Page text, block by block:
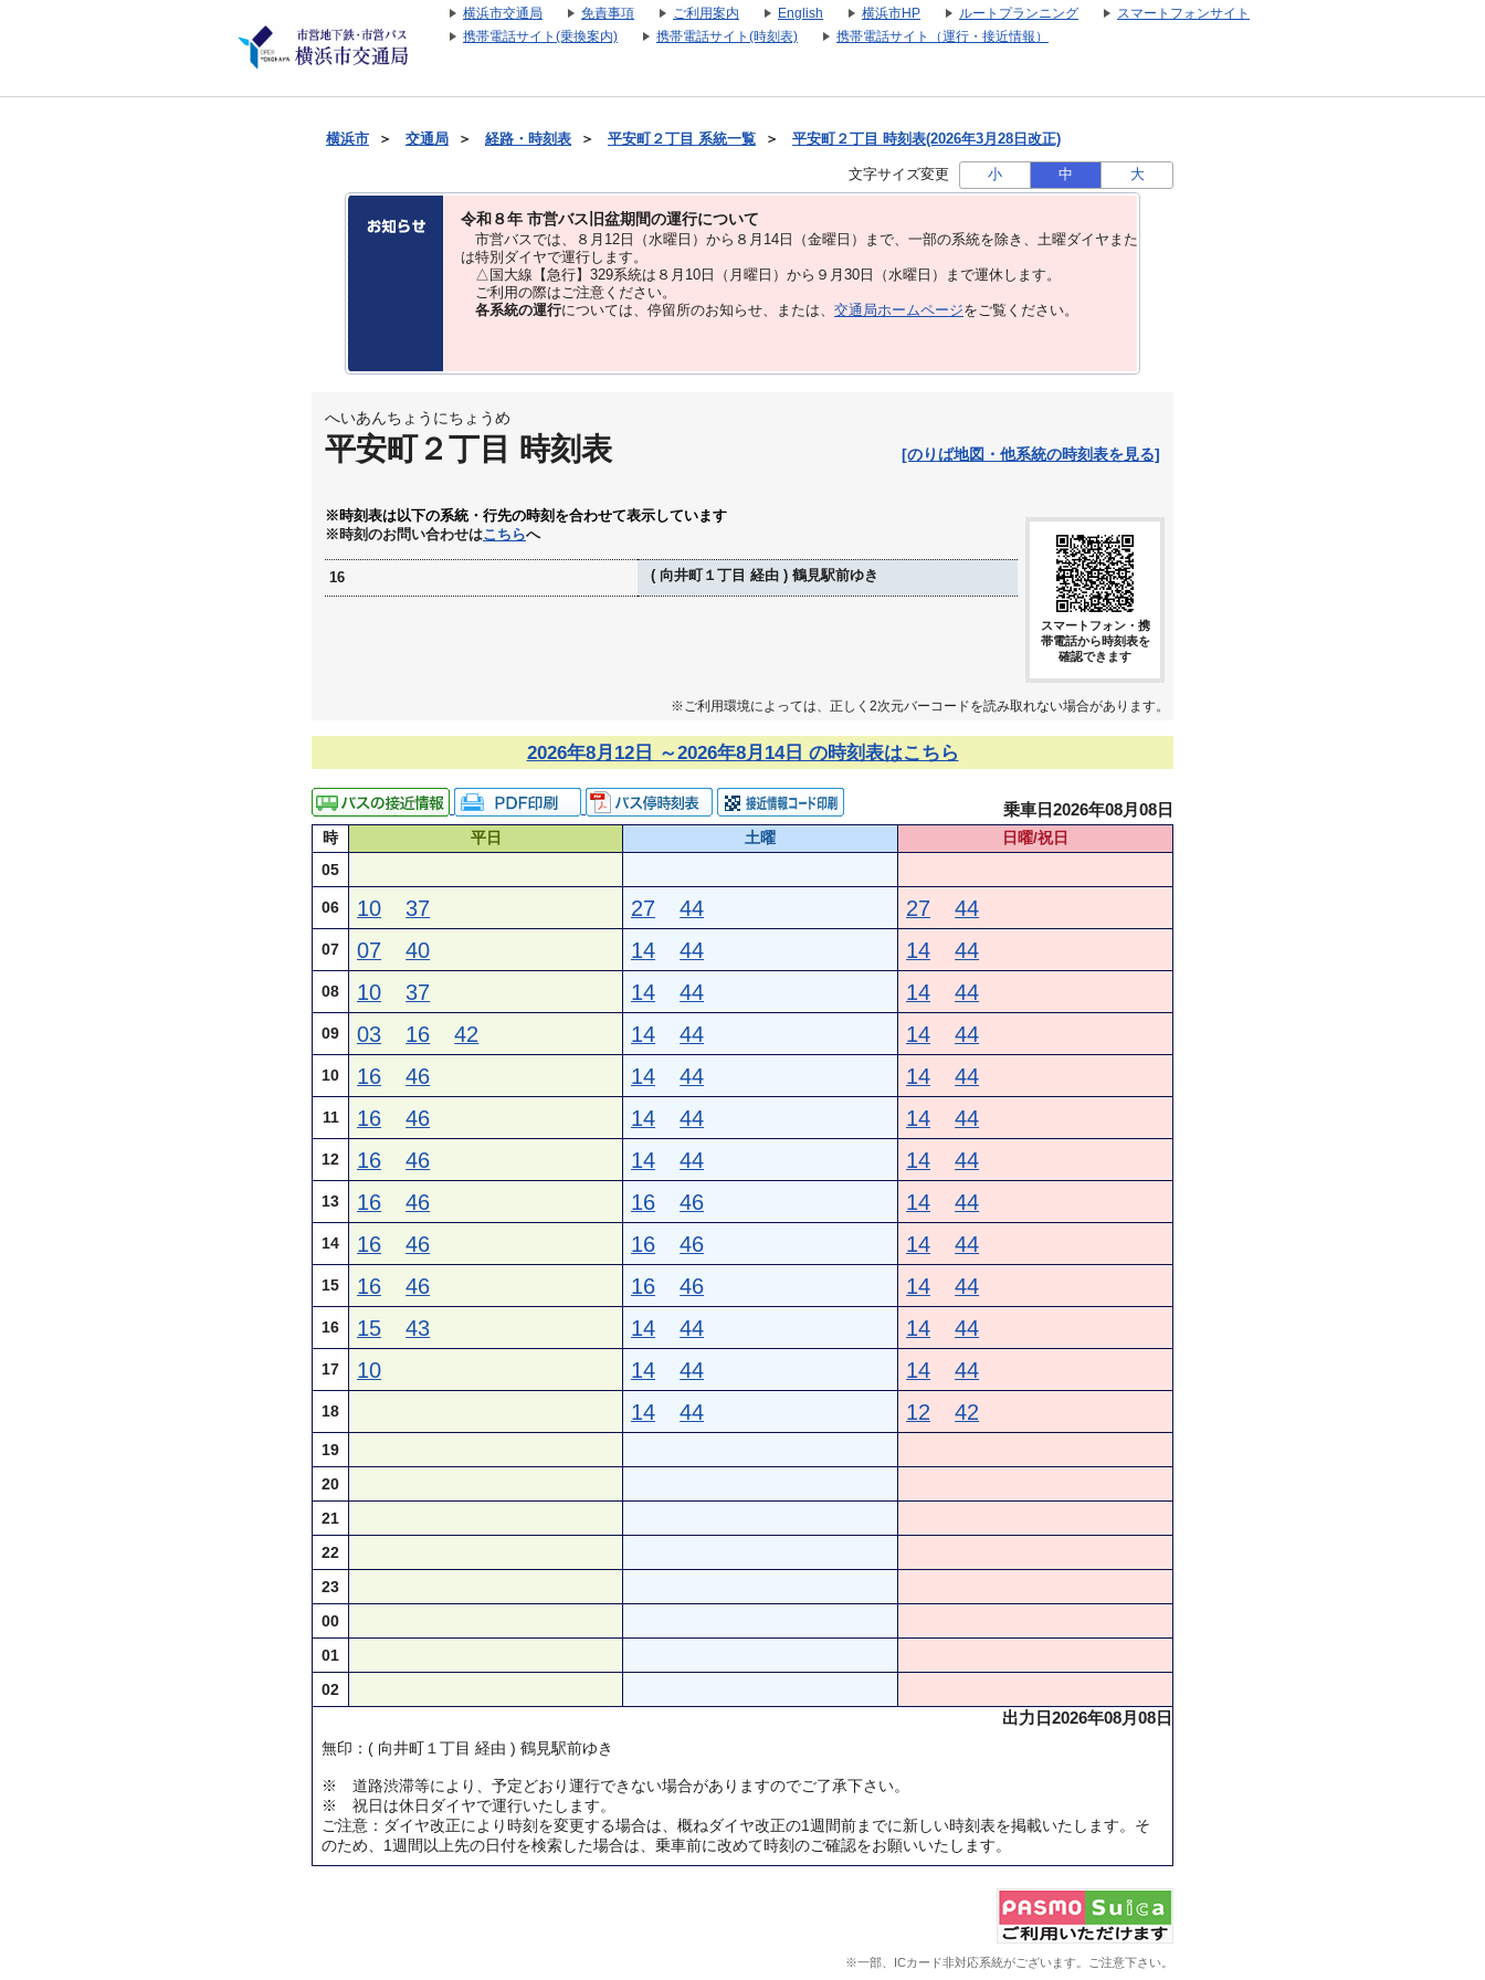
横浜市交通局 免責事項 ご利用案内 English 横浜市HP ルートプランニング
スマートフォンサイト
携帯電話サイト(乗換案内)
携帯電話サイト(時刻表) 携帯電話サイト（運行・接近情報）
横浜市 ＞ 交通局 ＞ 経路・時刻表 ＞ 平安町２丁目 系統一覧 ＞ 平安町２丁目 時刻表(2026年3月28日改正)
文字サイズ変更 小 中 大
令和８年 市営バス旧盆期間の運行について
市営バスでは、８⽉12⽇（水曜日）から８⽉14⽇（金曜日）まで、⼀部の系統を除き、⼟曜ダイヤまた
は特別ダイヤで運⾏します。
△国大線【急行】329系統は８月10日（月曜日）から９月30日（水曜日）まで運休します。
ご利用の際はご注意ください。
各系統の運行については、停留所のお知らせ、または、 交通局ホームページをご覧ください。
へいあんちょうにちょうめ
平安町２丁目 時刻表 [のりば地図・他系統の時刻表を見る]
※時刻表は以下の系統・行先の時刻を合わせて表示しています
※時刻のお問い合わせはこちらへ
16 ( 向井町１丁目 経由 ) 鶴見駅前ゆき
スマートフォン・携
帯電話から時刻表を
確認できます
※ご利用環境によっては、正しく2次元バーコードを読み取れない場合があります。
2026年8月12日 ～2026年8月14日 の時刻表はこちら
乗車日2026年08月08日
時 平日 土曜
日曜/祝日
05
06 10 37 27 44 27 44
07 07 40 14 44 14 44
08 10 37 14 44 14 44
09 03 16 42 14 44 14 44
10 16 46 14 44 14 44
11 16 46 14 44 14 44
12 16 46 14 44 14 44
13 16 46 16 46 14 44
14 16 46 16 46 14 44
15 16 46 16 46 14 44
16 15 43 14 44 14 44
17 10 14 44 14 44
18 14 44 12 42
19
20
21
22
23
00
01
02
出力日2026年08月08日
無印：( 向井町１丁目 経由 ) 鶴見駅前ゆき
※ 道路渋滞等により、予定どおり運行できない場合がありますのでご了承下さい。
※ 祝日は休日ダイヤで運行いたします。
ご注意：ダイヤ改正により時刻を変更する場合は、概ねダイヤ改正の1週間前までに新しい時刻表を掲載いたします。そ
のため、1週間以上先の日付を検索した場合は、乗車前に改めて時刻のご確認をお願いいたします。
※一部、ICカード非対応系統がございます。ご注意下さい。